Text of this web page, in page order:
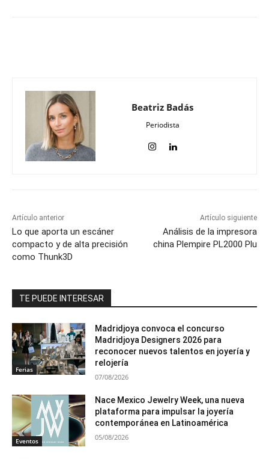
Beatriz Badás
Periodista
Artículo anterior
Lo que aporta un escáner
compacto y de alta precisión
como Thunk3D
Artículo siguiente
Análisis de la impresora
china Plempire PL2000 Plu
TE PUEDE INTERESAR
Ferias
Madridjoya convoca el concurso
Madridjoya Designers 2026 para
reconocer nuevos talentos en joyería y
relojería
07/08/2026
Eventos
Nace Mexico Jewelry Week, una nueva
plataforma para impulsar la joyería
contemporánea en Latinoamérica
05/08/2026